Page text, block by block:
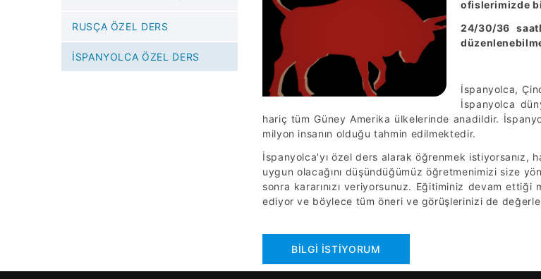
RUSÇA ÖZEL DERS
İSPANYOLCA ÖZEL DERS
ofislerimizde
24/30/36
İspanyolca,
İspanyolca
hariç tüm Güney Amerika ülkelerinde anadildir.
milyon insanın olduğu tahmin edilmektedir.
İspanyolca'yı özel ders alarak öğrenmek istiyorsanız,
uygun olacağını düşündüğümüz öğretmenimizi size
sonra kararınızı veriyorsunuz. Eğitiminiz devam ettiği
ediyor ve böylece tüm öneri ve görüşlerinizi de
BİLGİ İSTİYORUM